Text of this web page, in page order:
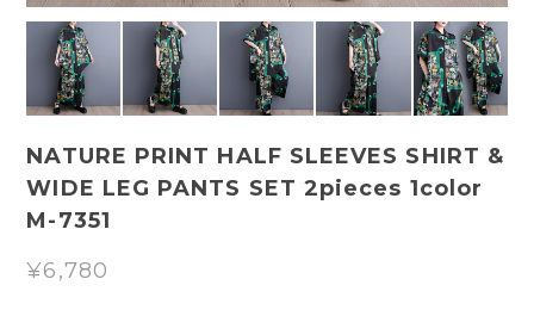
NATURE PRINT HALF SLEEVES SHIRT &
WIDE LEG PANTS SET 2pieces 1color
M-7351
¥6,780